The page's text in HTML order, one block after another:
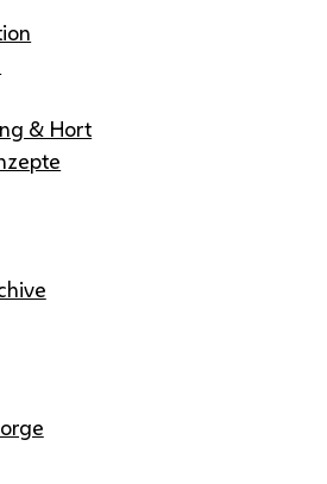
& Hort